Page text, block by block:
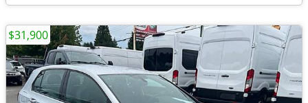
$31,900